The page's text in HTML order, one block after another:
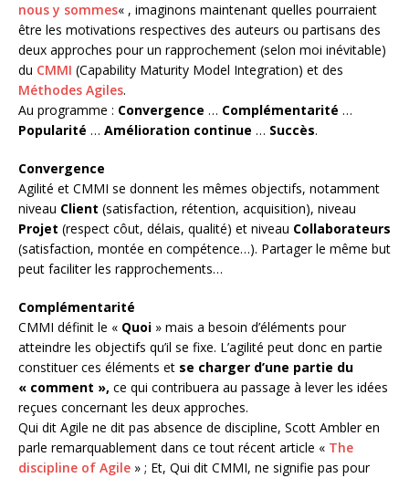
nous y sommes« , imaginons maintenant quelles pourraient
être les motivations respectives des auteurs ou partisans des
deux approches pour un rapprochement (selon moi inévitable)
du CMMI (Capability Maturity Model Integration) et des
Méthodes Agiles.
Au programme : Convergence … Complémentarité …
Popularité … Amélioration continue … Succès.
Convergence
Agilité et CMMI se donnent les mêmes objectifs, notamment
niveau Client (satisfaction, rétention, acquisition), niveau
Projet (respect côut, délais, qualité) et niveau Collaborateurs
(satisfaction, montée en compétence…). Partager le même but
peut faciliter les rapprochements…
Complémentarité
CMMI définit le « Quoi » mais a besoin d’éléments pour
atteindre les objectifs qu’il se fixe. L’agilité peut donc en partie
constituer ces éléments et se charger d’une partie du
« comment », ce qui contribuera au passage à lever les idées
reçues concernant les deux approches.
Qui dit Agile ne dit pas absence de discipline, Scott Ambler en
parle remarquablement dans ce tout récent article « The
discipline of Agile » ; Et, Qui dit CMMI, ne signifie pas pour